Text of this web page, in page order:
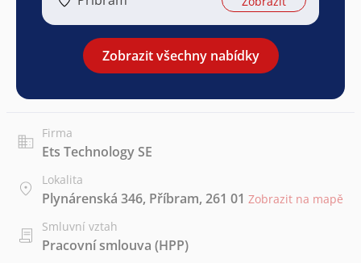
Zobrazit všechny nabídky
Firma
Ets Technology SE
Lokalita
Plynárenská 346, Příbram, 261 01 Zobrazit na mapě
Smluvní vztah
Pracovní smlouva (HPP)